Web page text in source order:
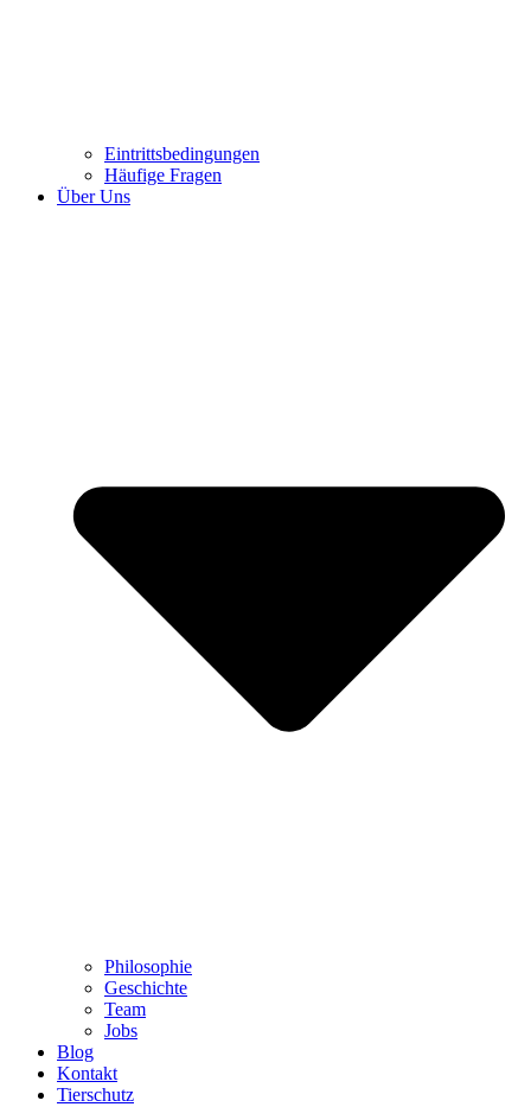
Eintrittsbedingungen
Häufige Fragen
Über Uns
Philosophie
Geschichte
Team
Jobs
Blog
Kontakt
Tierschutz